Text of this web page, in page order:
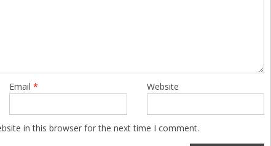
Email* Website
in this browser for the next time I comment.